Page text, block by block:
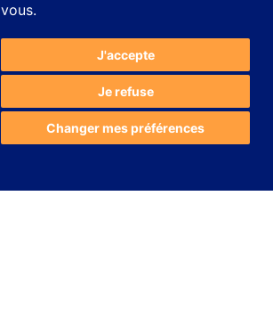
vous.
J'accepte
Je refuse
Changer mes préférences